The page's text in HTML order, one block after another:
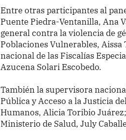
Entre otras participantes al
Puente Piedra-Ventanilla, Ana
general contra la violencia de
Poblaciones Vulnerables,
nacional de las Fiscalías
Azucena Solari Escobedo.
También la supervisora
Pública y Acceso a la Justicia
Humanos, Alicia Toribio
Ministerio de Salud, July